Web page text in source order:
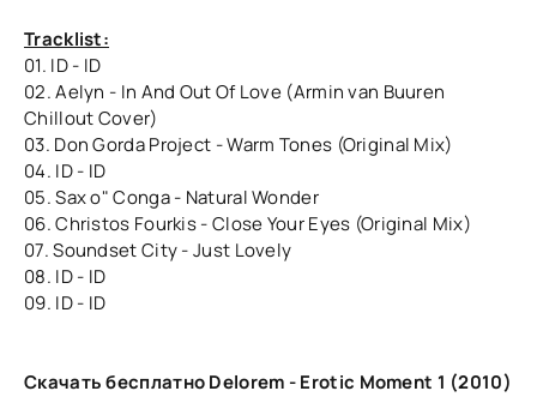
Tracklist:
01. ID - ID
02. Aelyn - In And Out Of Love (Armin van Buuren
Chillout Cover)
03. Don Gorda Project - Warm Tones (Original Mix)
04. ID - ID
05. Sax o" Conga - Natural Wonder
06. Christos Fourkis - Close Your Eyes (Original Mix)
07. Soundset City - Just Lovely
08. ID - ID
09. ID - ID
Скачать бесплатно Delorem - Erotic Moment 1 (2010)